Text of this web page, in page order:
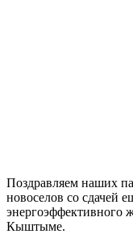
Поздравляем наших
новоселов со сдачей
энергоэффективного
Кыштыме.